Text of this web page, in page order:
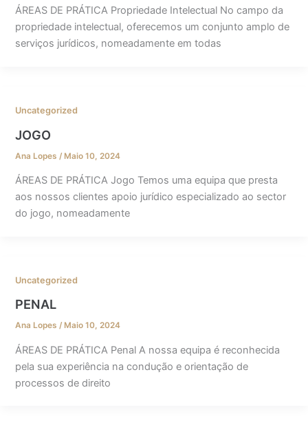
ÁREAS DE PRÁTICA Propriedade Intelectual No campo da
propriedade intelectual, oferecemos um conjunto amplo de
serviços jurídicos, nomeadamente em todas
Uncategorized
JOGO
Ana Lopes / Maio 10, 2024
ÁREAS DE PRÁTICA Jogo Temos uma equipa que presta
aos nossos clientes apoio jurídico especializado ao sector
do jogo, nomeadamente
Uncategorized
PENAL
Ana Lopes / Maio 10, 2024
ÁREAS DE PRÁTICA Penal A nossa equipa é reconhecida
pela sua experiência na condução e orientação de
processos de direito